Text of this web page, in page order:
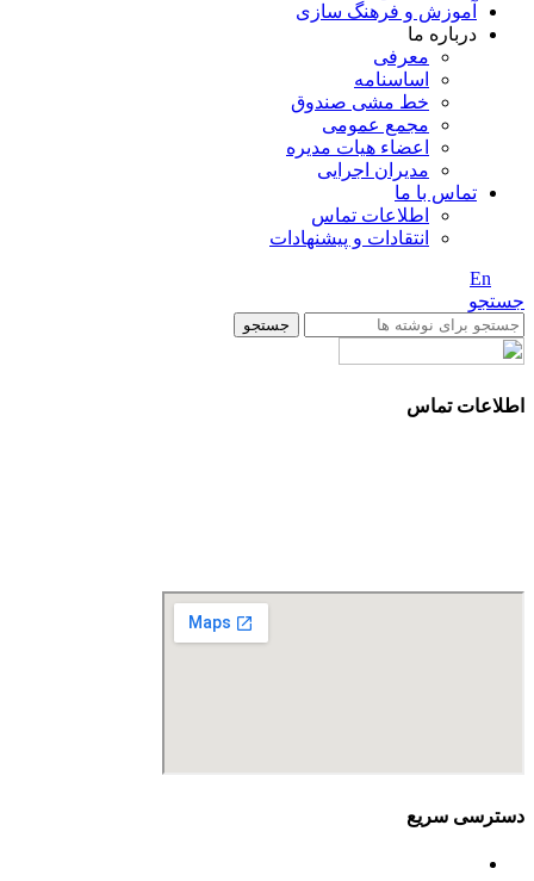
آموزش و فرهنگ سازی
درباره ما
معرفی
اساسنامه
خط مشی صندوق
مجمع عمومی
اعضاء هیات مدیره
مدیران اجرایی
تماس با ما
اطلاعات تماس
انتقادات و پیشنهادات
En
جستجو
جستجو
اطلاعات تماس
دسترسی سریع